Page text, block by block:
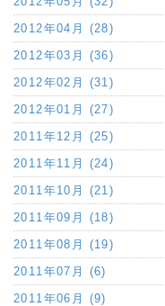
2012年04月 (28)
2012年03月 (36)
2012年02月 (31)
2012年01月 (27)
2011年12月 (25)
2011年11月 (24)
2011年10月 (21)
2011年09月 (18)
2011年08月 (19)
2011年07月 (6)
2011年06月 (9)